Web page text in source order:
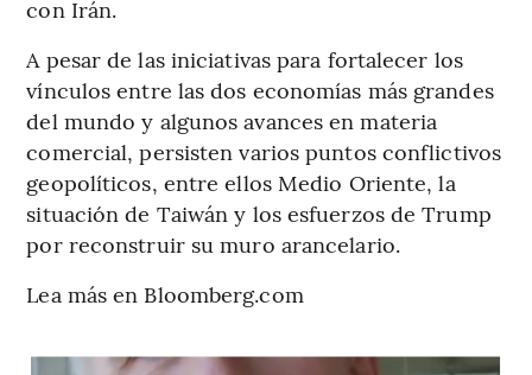
con Irán.
A pesar de las iniciativas para fortalecer los
vínculos entre las dos economías más grandes
del mundo y algunos avances en materia
comercial, persisten varios puntos conflictivos
geopolíticos, entre ellos Medio Oriente, la
situación de Taiwán y los esfuerzos de Trump
por reconstruir su muro arancelario.
Lea más en Bloomberg.com